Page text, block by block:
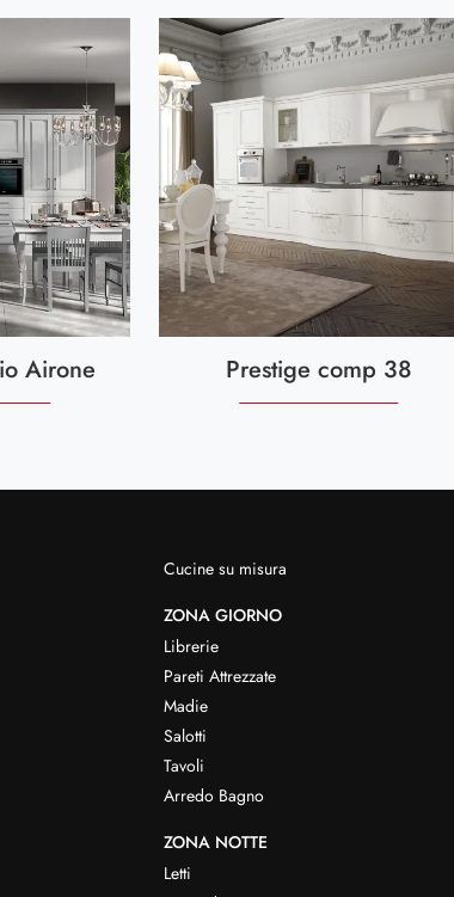
Airone Prestige comp 38
Cucine su misura
ZONA GIORNO
Librerie
Pareti Attrezzate
Madie
Salotti
Tavoli
Arredo Bagno
ZONA NOTTE
Letti